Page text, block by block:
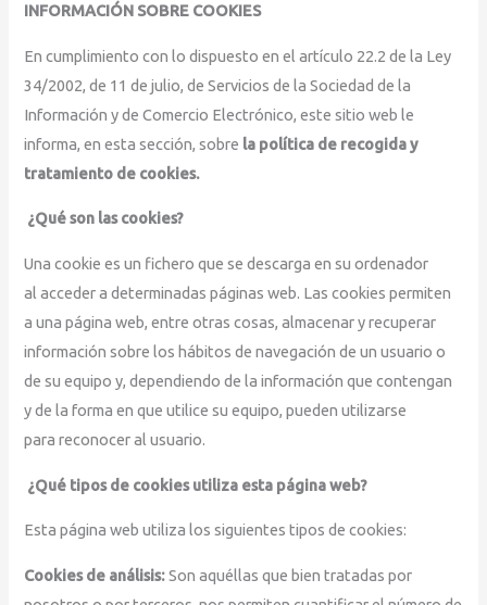
INFORMACIÓN SOBRE COOKIES
En cumplimiento con lo dispuesto en el artículo 22.2 de la Ley
34/2002, de 11 de julio, de Servicios de la Sociedad de la
Información y de Comercio Electrónico, este sitio web le
informa, en esta sección, sobre la política de recogida y
tratamiento de cookies.
¿Qué son las cookies?
Una cookie es un fichero que se descarga en su ordenador
al acceder a determinadas páginas web. Las cookies permiten
a una página web, entre otras cosas, almacenar y recuperar
información sobre los hábitos de navegación de un usuario o
de su equipo y, dependiendo de la información que contengan
y de la forma en que utilice su equipo, pueden utilizarse
para reconocer al usuario.
¿Qué tipos de cookies utiliza esta página web?
Esta página web utiliza los siguientes tipos de cookies:
Cookies de análisis:Son aquéllas que bien tratadas por